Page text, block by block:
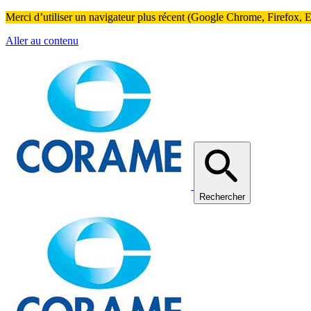
Merci d’utiliser un navigateur plus récent (Google Chrome, Firefox,
Aller au contenu
Rechercher